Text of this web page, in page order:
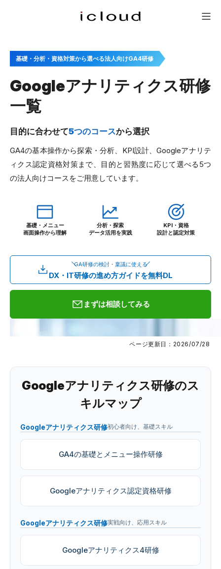
基礎・分析・資格対策から選べる法人向けGA4研修
Googleアナリティクス研修
一覧
目的に合わせて5つのコースから選択
GA4の基本操作から探索・分析、KPI設計、Googleアナリテ
ィクス認定資格対策まで、目的と習熟度に応じて選べる5つ
の法人向けコースをご用意しています。
基礎・メニュー
画面操作から理解
分析・探索
データ活用を実践
KPI・資格
設計と認定対策
GA研修の検討・稟議に使える
DX・IT研修の進め方ガイドを無料DL
まずは相談してみる
ページ更新日：2026/07/28
Googleアナリティクス研修のス
キルマップ
Googleアナリティクス研修初心者向け、基礎スキル
GA4の基礎とメニュー操作研修
Googleアナリティクス認定資格研修
Googleアナリティクス研修実戦向け、応用スキル
Googleアナリティクス4研修
新人研修 会社概要 問い合わせ メニュー